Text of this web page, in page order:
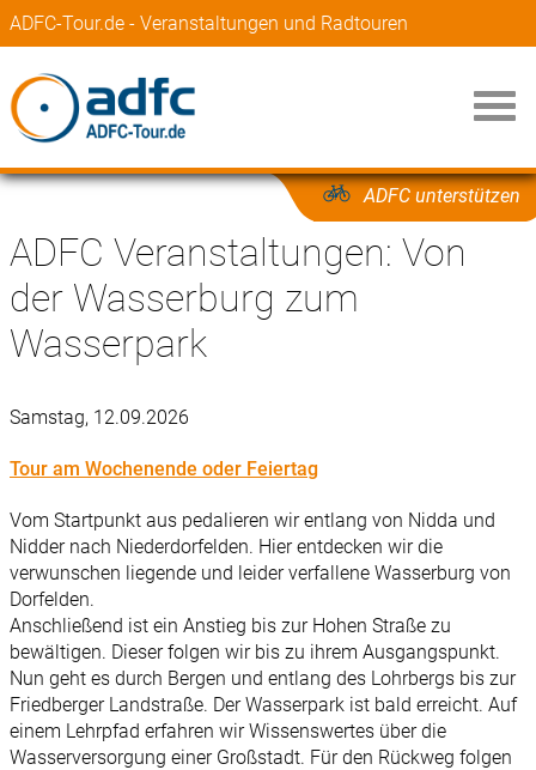
ADFC-Tour.de - Veranstaltungen und Radtouren
ADFC unterstützen
ADFC Veranstaltungen: Von
der Wasserburg zum
Wasserpark
Samstag, 12.09.2026
Tour am Wochenende oder Feiertag
Vom Startpunkt aus pedalieren wir entlang von Nidda und
Nidder nach Niederdorfelden. Hier entdecken wir die
verwunschen liegende und leider verfallene Wasserburg von
Dorfelden.
Anschließend ist ein Anstieg bis zur Hohen Straße zu
bewältigen. Dieser folgen wir bis zu ihrem Ausgangspunkt.
Nun geht es durch Bergen und entlang des Lohrbergs bis zur
Friedberger Landstraße. Der Wasserpark ist bald erreicht. Auf
einem Lehrpfad erfahren wir Wissenswertes über die
Wasserversorgung einer Großstadt. Für den Rückweg folgen